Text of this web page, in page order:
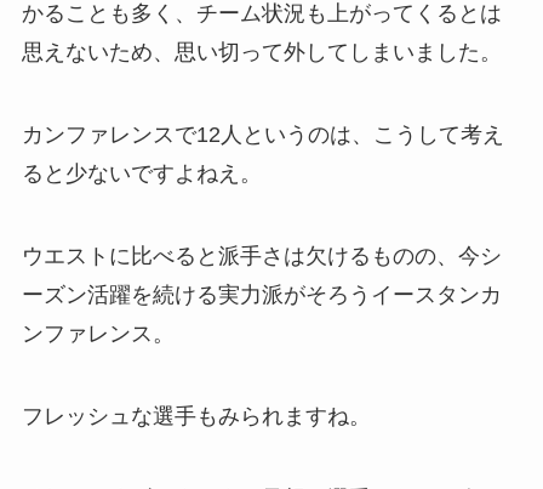
かることも多く、チーム状況も上がってくるとは
思えないため、思い切って外してしまいました。
カンファレンスで12人というのは、こうして考え
ると少ないですよねえ。
ウエストに比べると派手さは欠けるものの、今シ
ーズン活躍を続ける実力派がそろうイースタンカ
ンファレンス。
フレッシュな選手もみられますね。